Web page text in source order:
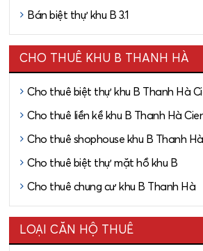
Bán biệt thự khu B 3.1
CHO THUÊ KHU B THANH HÀ
Cho thuê biệt thự khu B Thanh Hà
Cho thuê liền kề khu B Thanh Hà
Cho thuê shophouse khu B Thanh
Cho thuê biệt thự mặt hồ khu B
Cho thuê chung cư khu B Thanh Hà
LOẠI CĂN HỘ THUÊ